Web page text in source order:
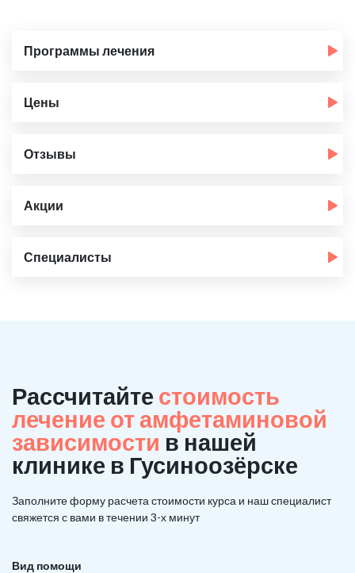
Программы лечения
Цены
Отзывы
Акции
Специалисты
Рассчитайте стоимость
лечение от амфетаминовой
зависимости в нашей
клинике в Гусиноозёрске
Заполните форму расчета стоимости курса и наш специалист
свяжется с вами в течении 3-х минут
Вид помощи